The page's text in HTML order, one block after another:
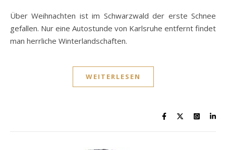
Über Weihnachten ist im Schwarzwald der erste Schnee
gefallen. Nur eine Autostunde von Karlsruhe entfernt findet
man herrliche Winterlandschaften.
WEITERLESEN